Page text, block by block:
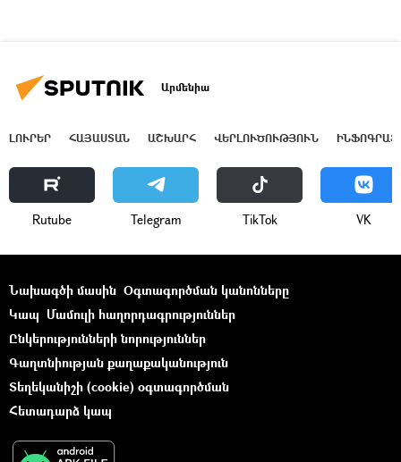
Արմենիա
ԼՈՒՐԵՐ ՀԱՅԱՍՏԱՆ ԱՇԽԱՐՀ ՎԵՐԼՈՒԾՈՒԹՅՈՒՆ
Rutube Telegram ТikТоk VK
Նախագծի մասին Օգտագործման կանոնները
Կապ Մամուլի հաղորդագրություններ
Ընկերությունների նորություններ
Գաղտնիության քաղաքականություն
Տեղեկանիշի (cookie) օգտագործման
Հետադարձ կապ